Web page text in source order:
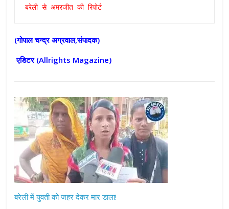
बरेली से अमरजीत की रिपोर्ट
(गोपाल चन्द्र अग्रवाल,संपादक)
एडिटर (Allrights Magazine)
बरेली में युवती को जहर देकर मार डाला!